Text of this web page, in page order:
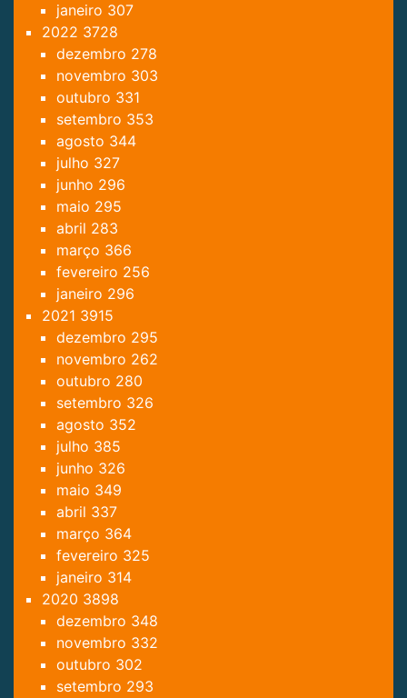
janeiro 307
2022 3728
dezembro 278
novembro 303
outubro 331
setembro 353
agosto 344
julho 327
junho 296
maio 295
abril 283
março 366
fevereiro 256
janeiro 296
2021 3915
dezembro 295
novembro 262
outubro 280
setembro 326
agosto 352
julho 385
junho 326
maio 349
abril 337
março 364
fevereiro 325
janeiro 314
2020 3898
dezembro 348
novembro 332
outubro 302
setembro 293